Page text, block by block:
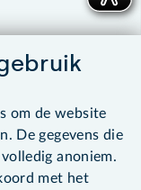
om de website
De gegevens die
anoniem.
met het